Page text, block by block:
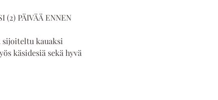
PÄIVÄÄ ENNEN
sijoiteltu kauaksi
käsidesiä sekä hyvä